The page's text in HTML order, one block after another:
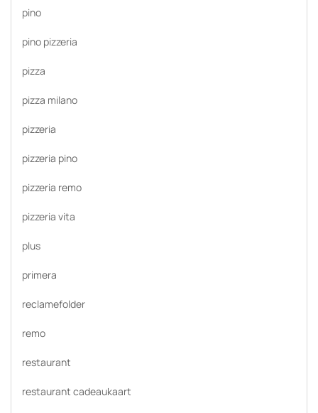
pino
pino pizzeria
pizza
pizza milano
pizzeria
pizzeria pino
pizzeria remo
pizzeria vita
plus
primera
reclamefolder
remo
restaurant
restaurant cadeaukaart